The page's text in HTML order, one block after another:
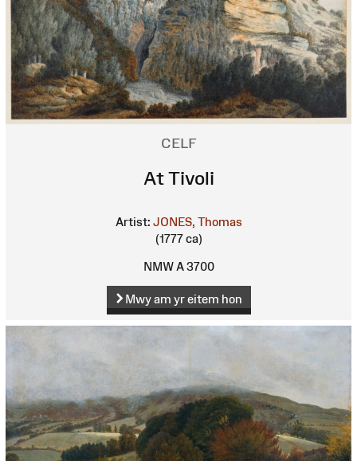
CELF
At Tivoli
Artist: JONES, Thomas
(1777 ca)
NMW A 3700
Mwy am yr eitem hon